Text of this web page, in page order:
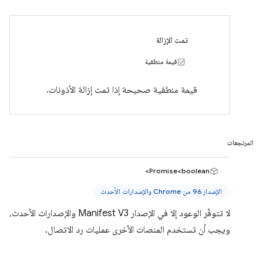
تمت الإزالة
قيمة منطقية
قيمة منطقية صحيحة إذا تمت إزالة الأذونات.
المرتجعات
Promise<boolean>
الإصدار 96 من Chrome والإصدارات الأحدث
لا تتوفّر الوعود إلا في الإصدار Manifest V3 والإصدارات الأحدث،
ويجب أن تستخدم المنصات الأخرى عمليات رد الاتصال.